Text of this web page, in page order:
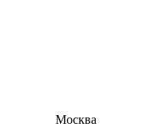
Москва